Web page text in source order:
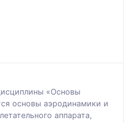
«Основы
основы аэродинамики и
аппарата,